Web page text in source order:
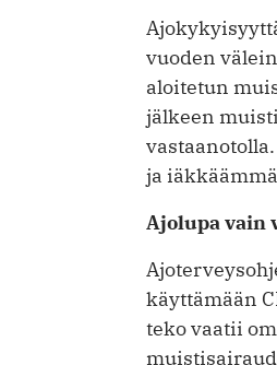
vuoden
aloitetun
jälkeen
ja
Ajolupa vain
käyttämään
teko vaatii